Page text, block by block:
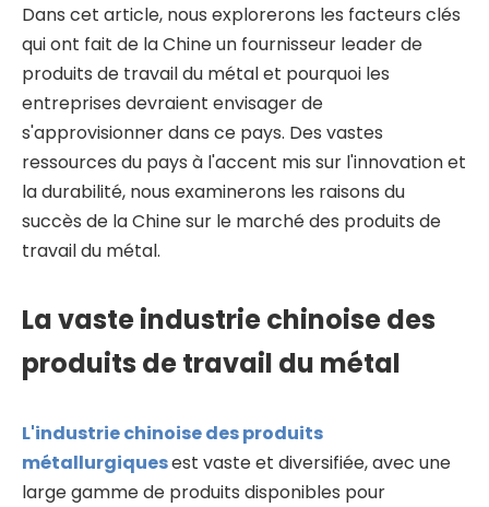
Dans cet article, nous explorerons les facteurs clés
qui ont fait de la Chine un fournisseur leader de
produits de travail du métal et pourquoi les
entreprises devraient envisager de
s'approvisionner dans ce pays. Des vastes
ressources du pays à l'accent mis sur l'innovation et
la durabilité, nous examinerons les raisons du
succès de la Chine sur le marché des produits de
travail du métal.
La vaste industrie chinoise des
produits de travail du métal
L'industrie chinoise des produits
métallurgiquesest vaste et diversifiée, avec une
large gamme de produits disponibles pour